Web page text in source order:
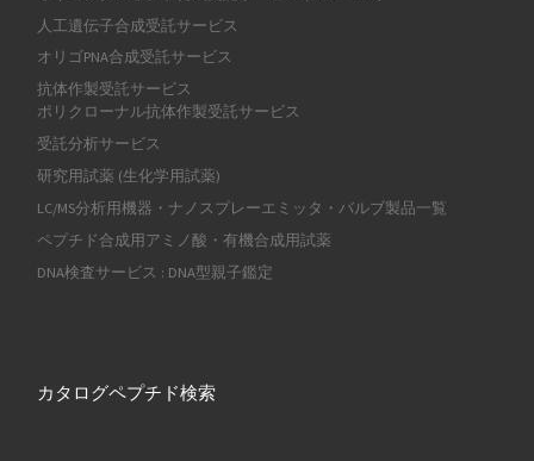
人工遺伝子合成受託サービス
オリゴPNA合成受託サービス
抗体作製受託サービス
ポリクローナル抗体作製受託サービス
受託分析サービス
研究用試薬 (生化学用試薬)
LC/MS分析用機器・ナノスプレーエミッタ・バルブ製品一覧
ペプチド合成用アミノ酸・有機合成用試薬
DNA検査サービス : DNA型親子鑑定
カタログペプチド検索